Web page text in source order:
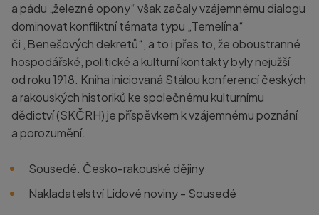
a pádu „železné opony“ však začaly vzájemnému dialogu
dominovat konfliktní témata typu „Temelína“
či „Benešových dekretů“, a to i přes to, že oboustranné
hospodářské, politické a kulturní kontakty byly nejužší
od roku 1918. Kniha iniciovaná Stálou konferencí českých
a rakouských historiků ke společnému kulturnímu
dědictví (SKČRH) je příspěvkem k vzájemnému poznání
a porozumění.
Sousedé. Česko-rakouské dějiny
Nakladatelství Lidové noviny - Sousedé